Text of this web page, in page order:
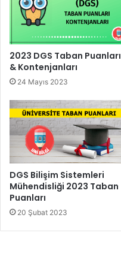
2023 DGS Taban Puanları
& Kontenjanları
24 Mayıs 2023
DGS Bilişim Sistemleri
Mühendisliği 2023 Taban
Puanları
20 Şubat 2023